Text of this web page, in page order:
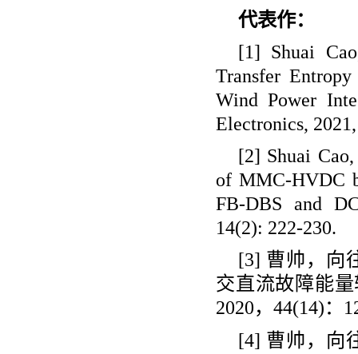
代表作：
[1] Shuai
Transfer
Wind Power
Electronics,
[2] Shuai
of MMC-HVDC
FB-DBS and
14(2): 222-230.
[3] 曹帅，向
交直流故障能
2020，44(14)：
[4] 曹帅，向